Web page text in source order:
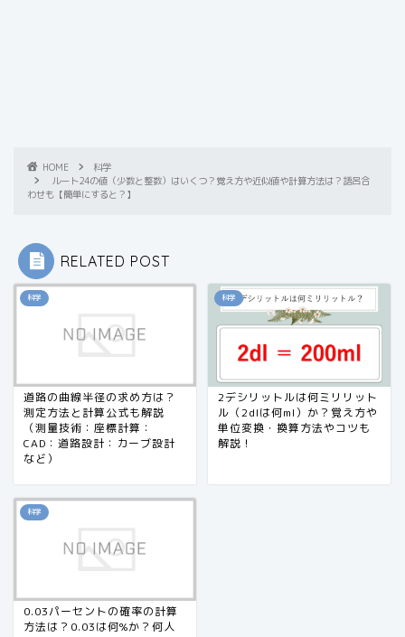
HOME
科学
ルート24の値（少数と整数）はいくつ？覚え方や近似値や計算方法は？語呂合
わせも【簡単にすると？】
RELATED POST
科学
道路の曲線半径の求め方は？
測定方法と計算公式も解説
（測量技術：座標計算：
CAD：道路設計：カーブ設計
など）
科学
2デシリットルは何ミリリット
ル（2dlは何ml）か？覚え方や
単位変換・換算方法やコツも
解説！
科学
0.03パーセントの確率の計算
方法は？0.03は何%か？何人